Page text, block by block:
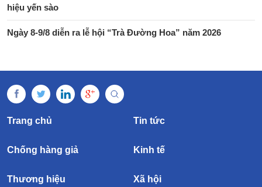
hiệu yến sào
Ngày 8-9/8 diễn ra lễ hội “Trà Đường Hoa” năm 2026
Trang chủ Tin tức
Chống hàng giả Kinh tế
Thương hiệu Xã hội